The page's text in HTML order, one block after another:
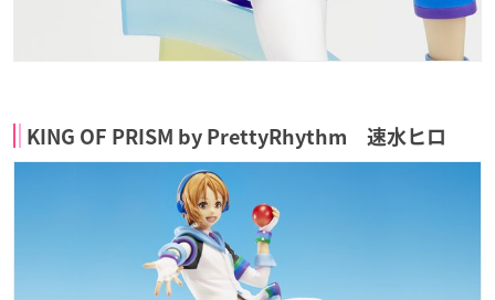
KING OF PRISM by PrettyRhythm 速水ヒロ